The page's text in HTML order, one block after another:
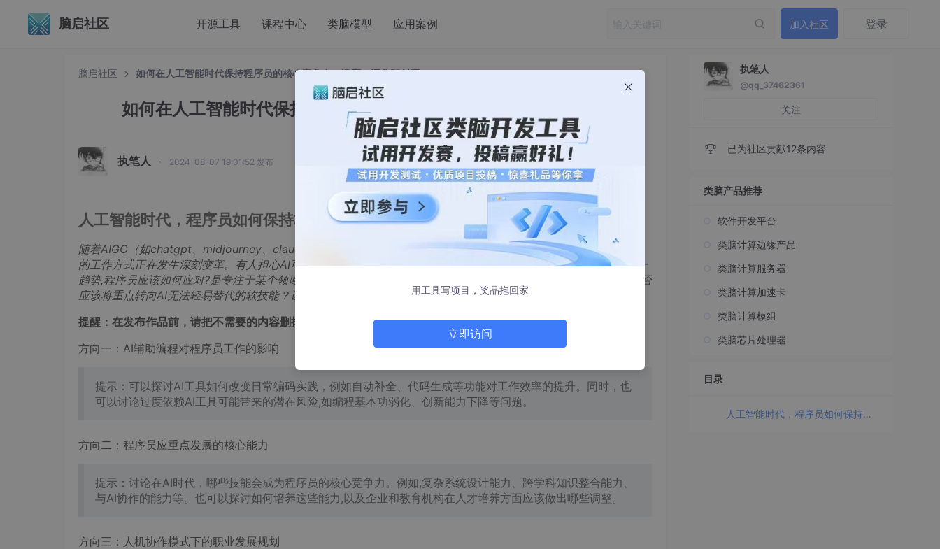
脑启社区 开源工具 课程中心 类脑模型 应用案例 加入社区 登录
脑启社区 如何在人工智能时代保持程序员的核心竞争力：适应、深化和创新
如何在人工智能时代保持程序员的核心竞争力：适应、深化和创新
执笔人 · 2024-08-07 19:01:52 发布
人工智能时代，程序员如何保持核心竞争力？
随着AIGC（如chatgpt、midjourney、claude等）大语言模型接二连三的涌现，AI辅助编程工具日益普及，程序员
的工作方式正在发生深刻变革。有人担心AI可能取代部分编程工作，也有人认为AI是提高效率的得力助手。面对这一
趋势,程序员应该如何应对?是专注于某个领域深耕细作，还是广泛学习以适应快速变化的技术环境?又或者，我们是否
应该将重点转向AI无法轻易替代的软技能？让我们一起探讨程序员在AI时代如何保持并提升自身的核心竞争力吧！
提醒：在发布作品前，请把不需要的内容删掉。
方向一：AI辅助编程对程序员工作的影响
提示：可以探讨AI工具如何改变日常编码实践，例如自动补全、代码生成等功能对工作效率的提升。同时，也
可以讨论过度依赖AI工具可能带来的潜在风险,如编程基本功弱化、创新能力下降等问题。
方向二：程序员应重点发展的核心能力
提示：讨论在AI时代，哪些技能会成为程序员的核心竞争力。例如,复杂系统设计能力、跨学科知识整合能力、
与AI协作的能力等。也可以探讨如何培养这些能力,以及企业和教育机构在人才培养方面应该做出哪些调整。
方向三：人机协作模式下的职业发展规划
执笔人
@qq_37462361
关注
已为社区贡献12条内容
类脑产品推荐
软件开发平台
类脑计算边缘产品
类脑计算服务器
类脑计算加速卡
类脑计算模组
类脑芯片处理器
目录
人工智能时代，程序员如何保持核心竞争力？
用工具写项目，奖品抱回家
立即访问